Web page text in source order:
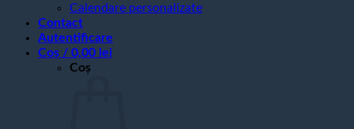
Calendare personalizate
Contact
Autentificare
Coș / 0,00 lei
Coș